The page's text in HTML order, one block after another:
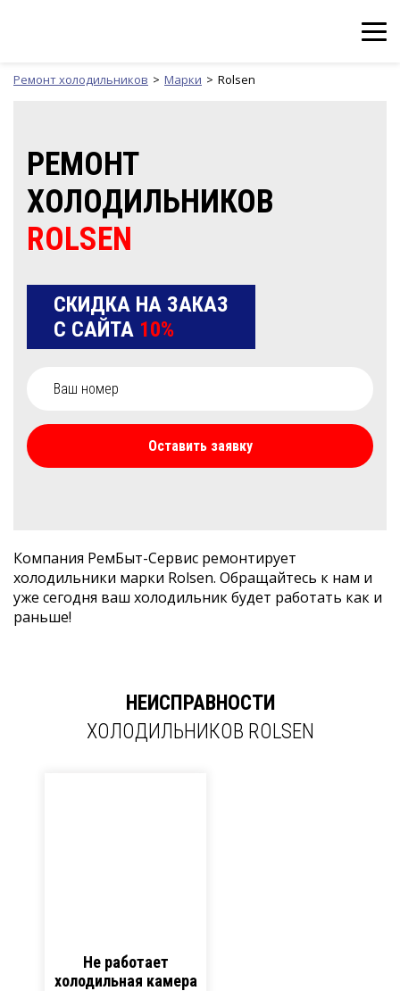
Ремонт холодильников Марки Rolsen
РЕМОНТ
ХОЛОДИЛЬНИКОВ
ROLSEN
СКИДКА НА ЗАКАЗ
С САЙТА 10%
Оставить заявку
Компания РемБыт-Сервис ремонтирует
холодильники марки Rolsen. Обращайтесь к нам и
уже сегодня ваш холодильник будет работать как и
раньше!
НЕИСПРАВНОСТИ
ХОЛОДИЛЬНИКОВ ROLSEN
Не работает
холодильная камера